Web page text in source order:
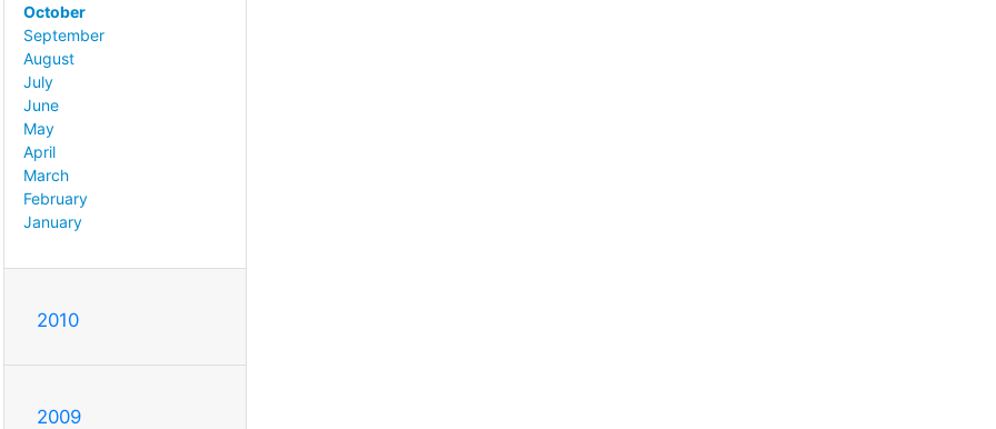
October
September
August
July
June
May
April
March
February
January
2010
2009